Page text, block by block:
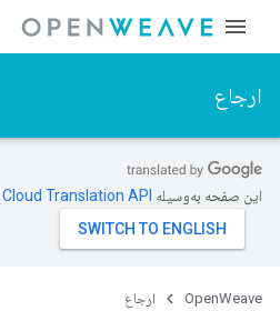
ارجاع
این صفحه به‌وسیله
OpenWeave ارجاع